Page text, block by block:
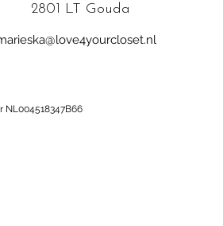
2801 LT Gouda
NL004518347B66